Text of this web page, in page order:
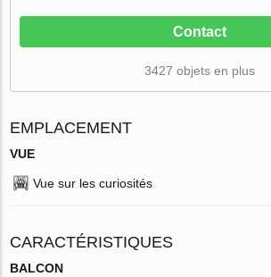
Contact
3427 objets en plus
EMPLACEMENT
VUE
Vue sur les curiosités
CARACTÉRISTIQUES
BALCON